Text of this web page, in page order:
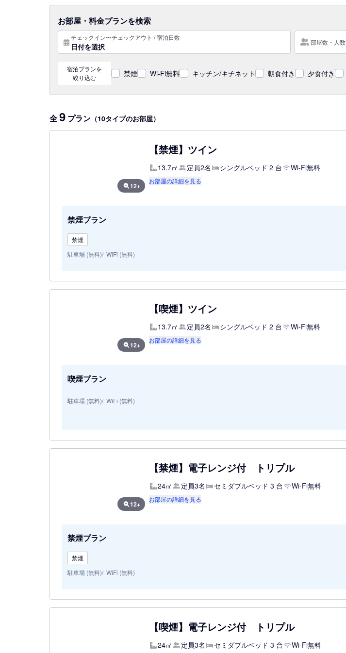
お部屋・料金プランを検索
チェックイン〜チェックアウト / 宿泊日数
日付を選択 部屋数・人数
宿泊プランを
絞り込む
禁煙 Wi-Fi無料 キッチン/キチネット 朝食付き 夕食付き
全9 プラン （10タイプのお部屋）
12+
【禁煙】ツイン
13.7㎡ 定員2名 シングルベッド 2 台 Wi-Fi無料
お部屋の詳細を見る
禁煙プラン
禁煙
駐車場 (無料) WiFi (無料)
12+
【喫煙】ツイン
13.7㎡ 定員2名 シングルベッド 2 台 Wi-Fi無料
お部屋の詳細を見る
喫煙プラン
駐車場 (無料) WiFi (無料)
12+
【禁煙】電子レンジ付 トリプル
24㎡ 定員3名 セミダブルベッド 3 台 Wi-Fi無料
お部屋の詳細を見る
禁煙プラン
禁煙
駐車場 (無料) WiFi (無料)
【喫煙】電子レンジ付 トリプル
24㎡ 定員3名 セミダブルベッド 3 台 Wi-Fi無料